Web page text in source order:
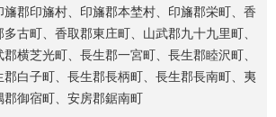
旛郡印旛村、印旛郡本埜村、印旛郡栄町、香
古町、香取郡東庄町、山武郡九十九里町、
横芝光町、長生郡一宮町、長生郡睦沢町、
白子町、長生郡長柄町、長生郡長南町、夷
郡御宿町、安房郡鋸南町